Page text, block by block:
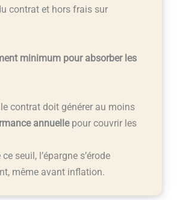
contrat et hors frais sur
minimum pour absorber les
contrat doit générer au moins
annuellepour couvrir les
seuil, l’épargne s’érode
même avant inflation.